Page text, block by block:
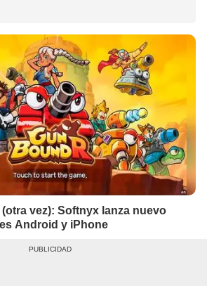
vez): Softnyx lanza nuevo
Android y iPhone